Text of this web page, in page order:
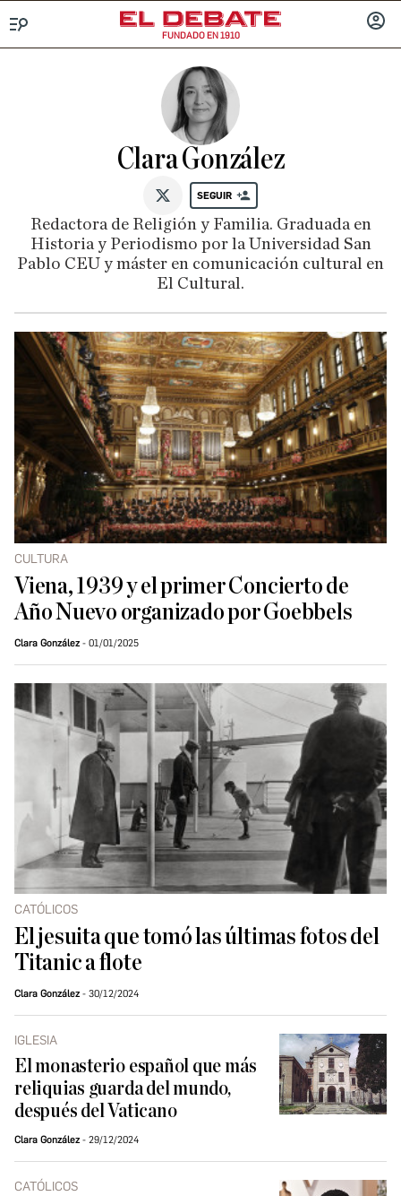
FUNDADO EN 1910
Clara González
@claramglez
SEGUIR
Redactora de Religión y Familia. Graduada en
Historia y Periodismo por la Universidad San
Pablo CEU y máster en comunicación cultural en
El Cultural.
CULTURA
Viena, 1939 y el primer Concierto de
Año Nuevo organizado por Goebbels
Clara González 01/01/2025
CATÓLICOS
El jesuita que tomó las últimas fotos del
Titanic a flote
Clara González 30/12/2024
IGLESIA
El monasterio español que más
reliquias guarda del mundo,
después del Vaticano
Clara González 29/12/2024
CATÓLICOS